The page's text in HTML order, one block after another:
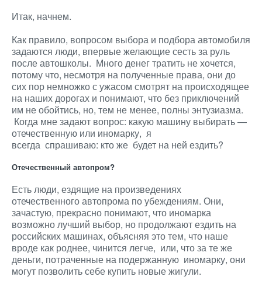
Итак, начнем.
Как правило, вопросом выбора и подбора автомобиля
задаются люди, впервые желающие сесть за руль
после автошколы. Много денег тратить не хочется,
потому что, несмотря на полученные права, они до
сих пор немножко с ужасом смотрят на происходящее
на наших дорогах и понимают, что без приключений
им не обойтись, но, тем не менее, полны энтузиазма.
Когда мне задают вопрос: какую машину выбирать —
отечественную или иномарку, я
всегда спрашиваю: кто же будет на ней ездить?
Отечественный автопром?
Есть люди, ездящие на произведениях
отечественного автопрома по убеждениям. Они,
зачастую, прекрасно понимают, что иномарка
возможно лучший выбор, но продолжают ездить на
российских машинах, объясняя это тем, что наше
вроде как роднее, чинится легче, или, что за те же
деньги, потраченные на подержанную иномарку, они
могут позволить себе купить новые жигули.